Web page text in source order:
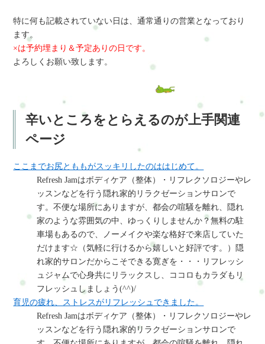
特に何も記載されていない日は、通常通りの営業となっており
ます。
×は予約埋まり＆予定ありの日です。
よろしくお願い致します。
辛いところをとらえるのが上手関連
ページ
ここまでお尻とももがスッキリしたのははじめて。
Refresh Jamはボディケア（整体）・リフレクソロジーやレ
ッスンなどを行う隠れ家的リラクゼーションサロンで
す。不便な場所にありますが、都会の喧騒を離れ、隠れ
家のような雰囲気の中、ゆっくりしませんか？無料の駐
車場もあるので、ノーメイクや楽な格好で来店していた
だけます☆（気軽に行けるから嬉しいと好評です。）隠
れ家的サロンだからこそできる寛ぎを・・・リフレッシ
ュジャムで心身共にリラックスし、ココロもカラダもリ
フレッシュしましょう(^^)/
育児の疲れ、ストレスがリフレッシュできました。
Refresh Jamはボディケア（整体）・リフレクソロジーやレ
ッスンなどを行う隠れ家的リラクゼーションサロンで